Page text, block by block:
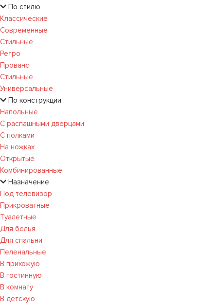
По стилю
Классические
Современные
Стильные
Ретро
Прованс
Стильные
Универсальные
По конструкции
Напольные
С распашными дверцами
С полками
На ножках
Открытые
Комбинированные
Назначение
Под телевизор
Прикроватные
Туалетные
Для белья
Для спальни
Пеленальные
В прихожую
В гостинную
В комнату
В детскую